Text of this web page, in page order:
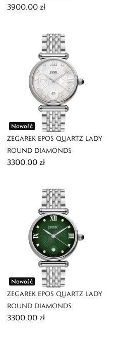
3900,00 zł
Nowość
ZEGAREK EPOS QUARTZ LADY
ROUND DIAMONDS
3300,00 zł
Nowość
ZEGAREK EPOS QUARTZ LADY
ROUND DIAMONDS
3300,00 zł